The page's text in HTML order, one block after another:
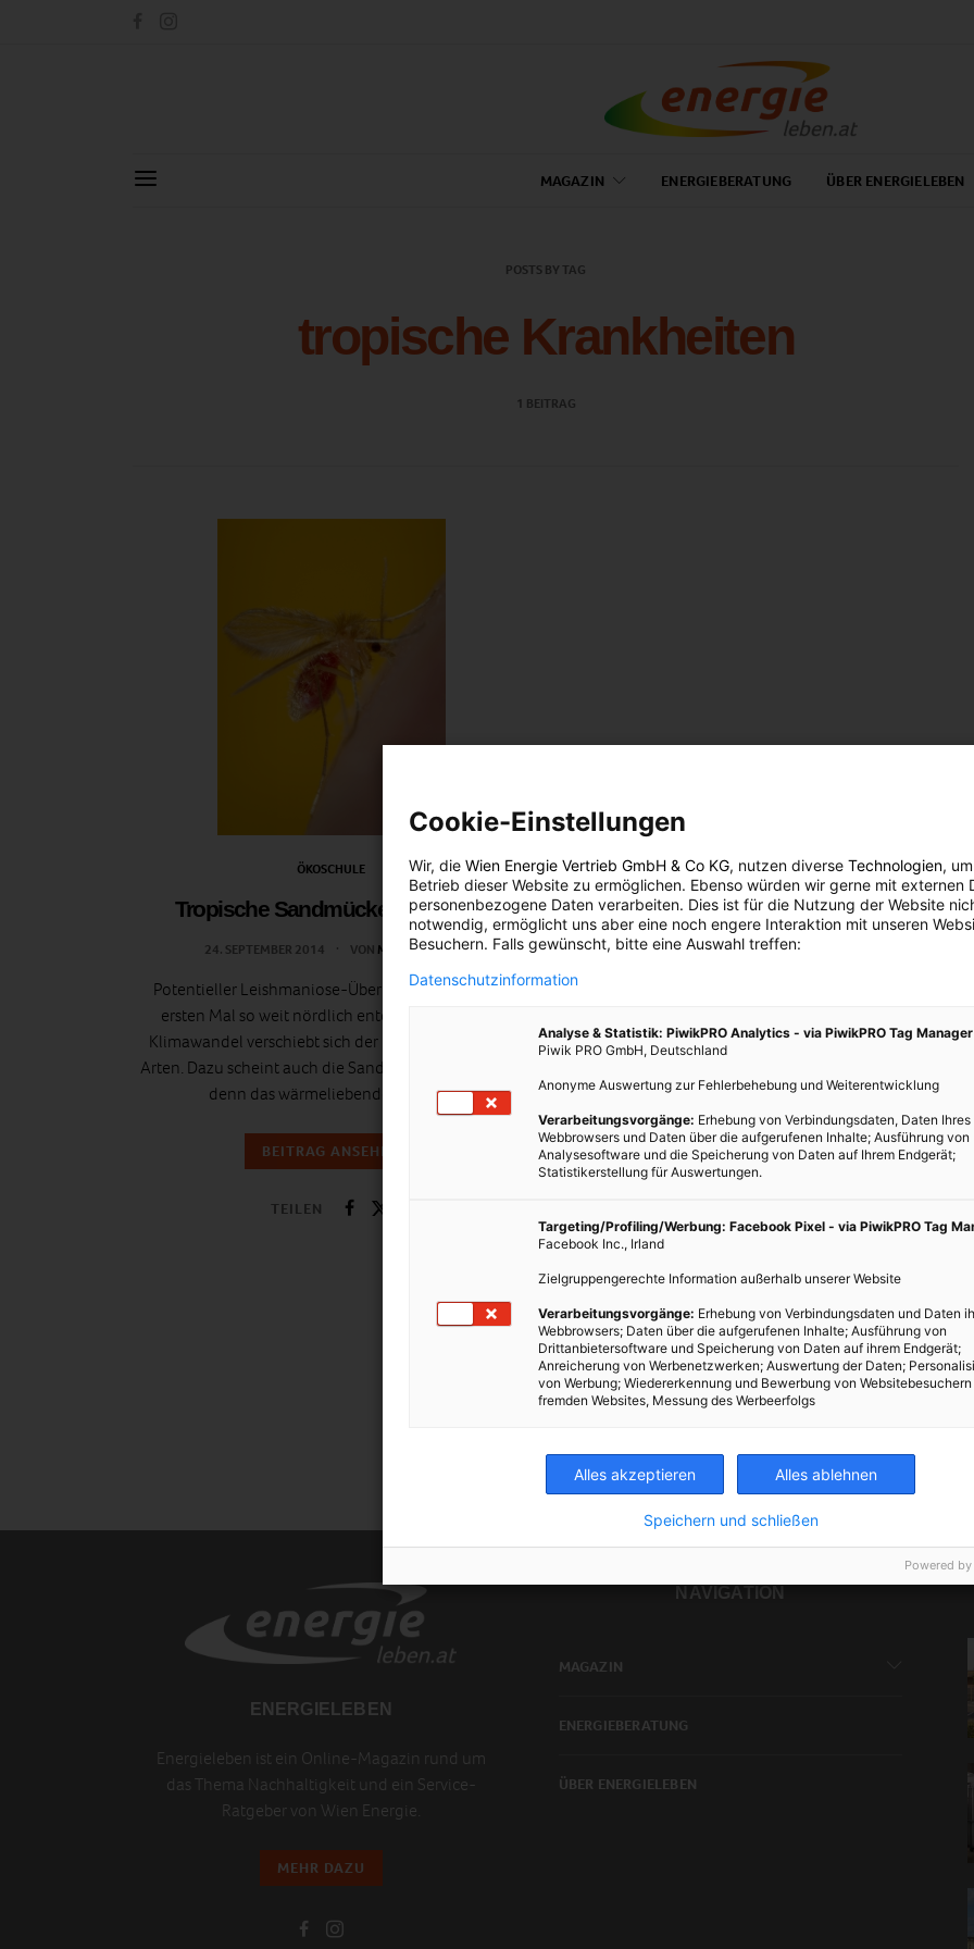
MAGAZIN ENERGIEBERATUNG ÜBER ENERGIELEBEN
POSTS BY TAG
tropische Krankheiten
1 BEITRAG
ÖKOSCHULE
Tropische Sandmücke in Hessen
24. SEPTEMBER 2014 VON MARTINA LIEL
Potentieller Leishmaniose-Überträger wurde zum
ersten Mal so weit nördlich entdeckt. Durch den
Klimawandel verschiebt sich der Lebensraum vieler
Arten. Dazu scheint auch die Sandmücke zu gehören,
denn das wärmeliebende Insekt…
BEITRAG ANSEHEN
TEILEN
ENERGIELEBEN
Energieleben ist ein Online-Magazin rund um
das Thema Nachhaltigkeit und ein Service-
Ratgeber von Wien Energie.
MEHR DAZU
NAVIGATION
MAGAZIN
ENERGIEBERATUNG
ÜBER ENERGIELEBEN
Cookie-Einstellungen
Wir, die Wien Energie Vertrieb GmbH & Co KG, nutzen diverse Technologien,
Betrieb dieser Website zu ermöglichen. Ebenso würden wir gerne mit externen
personenbezogene Daten verarbeiten. Dies ist für die Nutzung der Website
notwendig, ermöglicht uns aber eine noch engere Interaktion mit unseren
Besuchern. Falls gewünscht, bitte eine Auswahl treffen:
Datenschutzinformation
Analyse & Statistik: PiwikPRO Analytics - via PiwikPRO Tag Manager
Piwik PRO GmbH, Deutschland
Anonyme Auswertung zur Fehlerbehebung und Weiterentwicklung
Verarbeitungsvorgänge: Erhebung von Verbindungsdaten, Daten Ihres
Webbrowsers und Daten über die aufgerufenen Inhalte; Ausführung von
Analysesoftware und die Speicherung von Daten auf Ihrem Endgerät;
Statistikerstellung für Auswertungen.
Targeting/Profiling/Werbung: Facebook Pixel - via PiwikPRO Tag
Facebook Inc., Irland
Zielgruppengerechte Information außerhalb unserer Website
Verarbeitungsvorgänge: Erhebung von Verbindungsdaten und Daten
Webbrowsers; Daten über die aufgerufenen Inhalte; Ausführung von
Drittanbietersoftware und Speicherung von Daten auf ihrem Endgerät;
Anreicherung von Werbenetzwerken; Auswertung der Daten;
von Werbung; Wiedererkennung und Bewerbung von
fremden Websites, Messung des Werbeerfolgs
Alles akzeptieren Alles ablehnen
Speichern und schließen
Powered by